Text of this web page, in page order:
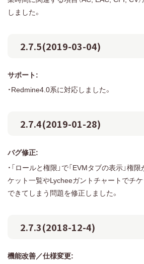
しました。
2.7.5(2019-03-04)
サポート:
・Redmine4.0系に対応しました。
2.7.4(2019-01-28)
バグ修正:
・「ロールと権限」で「EVMタブの表示」権
ケット一覧やLycheeガントチャートでチ
できてしまう問題を修正しました。
2.7.3(2018-12-4)
機能改善／仕様変更: